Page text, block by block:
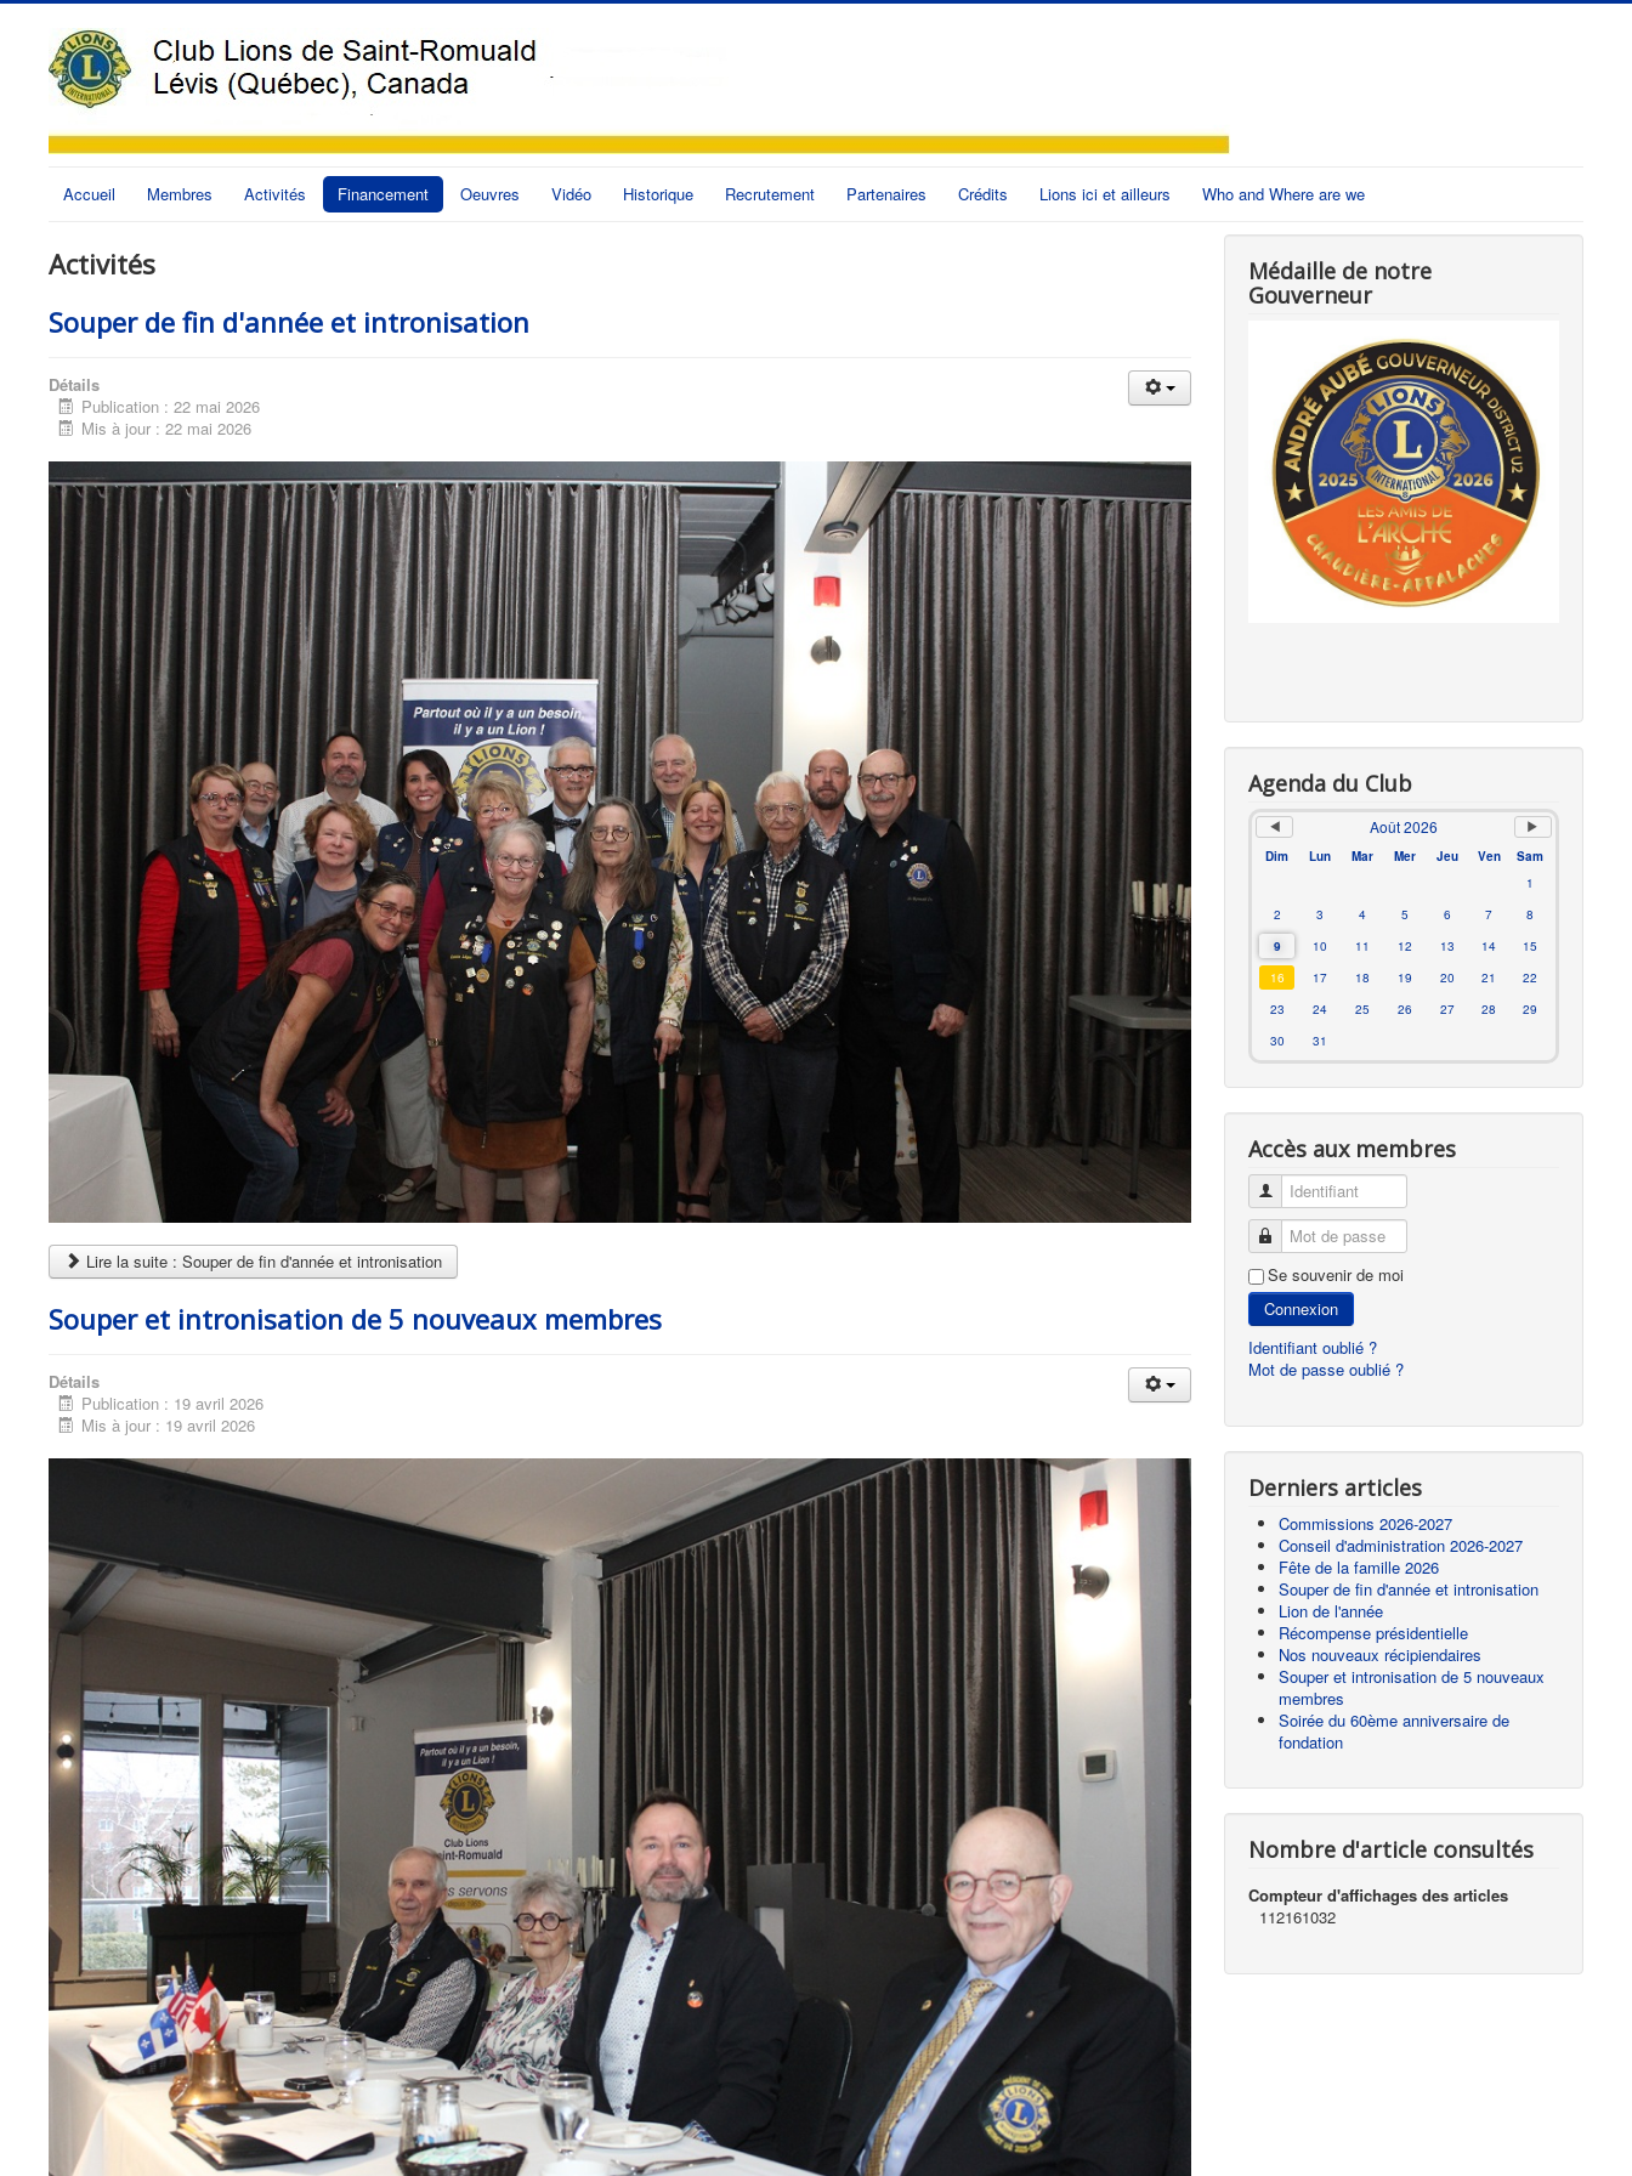
Accueil Membres Activités Financement Oeuvres Vidéo Historique Recrutement Partenaires Crédits Lions ici et ailleurs Who and Where are we
Activités
Souper de fin d'année et intronisation
Détails
Publication : 22 mai 2026
Mis à jour : 22 mai 2026
Lire la suite : Souper de fin d'année et intronisation
Souper et intronisation de 5 nouveaux membres
Détails
Publication : 19 avril 2026
Mis à jour : 19 avril 2026
Médaille de notre
Gouverneur
Agenda du Club
Août 2026
Dim Lun Mar Mer Jeu Ven
Sam
1
2
3 4 5 6 7
8
9
10 11 12 13 14
15
16
17 18 19 20 21
22
23
24 25 26 27 28
29
30
31
Accès aux membres
Identifiant
Mot de passe
Se souvenir de moi
Connexion
Identifiant oublié ?
Mot de passe oublié ?
Derniers articles
Commissions 2026-2027
Conseil d'administration 2026-2027
Fête de la famille 2026
Souper de fin d'année et intronisation
Lion de l'année
Récompense présidentielle
Nos nouveaux récipiendaires
Souper et intronisation de 5 nouveaux
membres
Soirée du 60ème anniversaire de
fondation
Nombre d'article consultés
Compteur d'affichages des articles
112161032